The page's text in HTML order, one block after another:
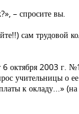
– спросите вы.
сам трудовой
6 октября 2003
учительницы о
к окладу...»